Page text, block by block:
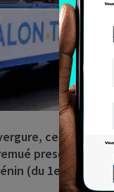
ces grosses
presque tous
(du 1er au 6è